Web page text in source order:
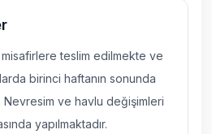
teslim edilmekte ve
birinci haftanın sonunda
Nevresim ve havlu değişimleri
yapılmaktadır.